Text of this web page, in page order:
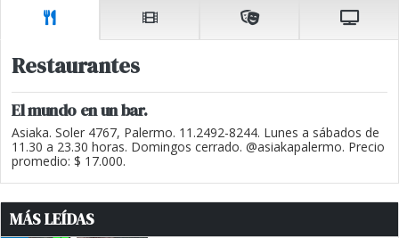
Restaurantes
El mundo en un bar.
Asiaka. Soler 4767, Palermo. 11.2492-8244. Lunes a sábados de
11.30 a 23.30 horas. Domingos cerrado. @asiakapalermo. Precio
promedio: $ 17.000.
MÁS LEÍDAS